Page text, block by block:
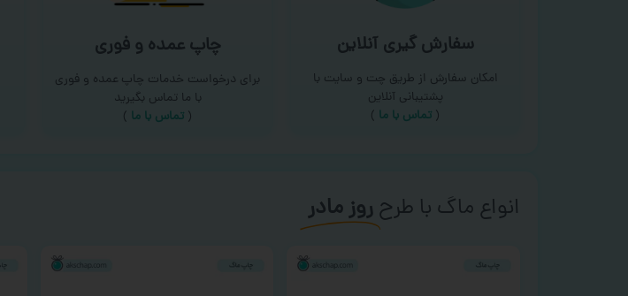
سفارش گیری آنلاین
امکان سفارش از طریق چت و سایت با
پشتیبانی آنلاین
( تماس با ما‌ )
چاپ عمده و فوری
برای درخواست خدمات چاپ عمده و فوری
با ما تماس بگیرید
( تماس با ما )
انواع ماگ با طرحروز مادر